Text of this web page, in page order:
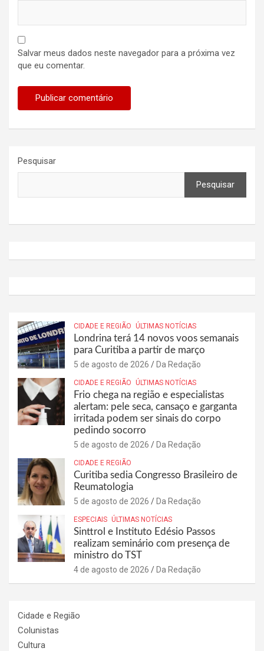
Salvar meus dados neste navegador para a próxima vez
que eu comentar.
Pesquisar
Pesquisar
CIDADE E REGIÃO ÚLTIMAS NOTÍCIAS
Londrina terá 14 novos voos semanais
para Curitiba a partir de março
5 de agosto de 2026 Da Redação
CIDADE E REGIÃO ÚLTIMAS NOTÍCIAS
Frio chega na região e especialistas
alertam: pele seca, cansaço e garganta
irritada podem ser sinais do corpo
pedindo socorro
5 de agosto de 2026 Da Redação
CIDADE E REGIÃO
Curitiba sedia Congresso Brasileiro de
Reumatologia
5 de agosto de 2026 Da Redação
ESPECIAIS ÚLTIMAS NOTÍCIAS
Sinttrol e Instituto Edésio Passos
realizam seminário com presença de
ministro do TST
4 de agosto de 2026 Da Redação
Cidade e Região
Colunistas
Cultura